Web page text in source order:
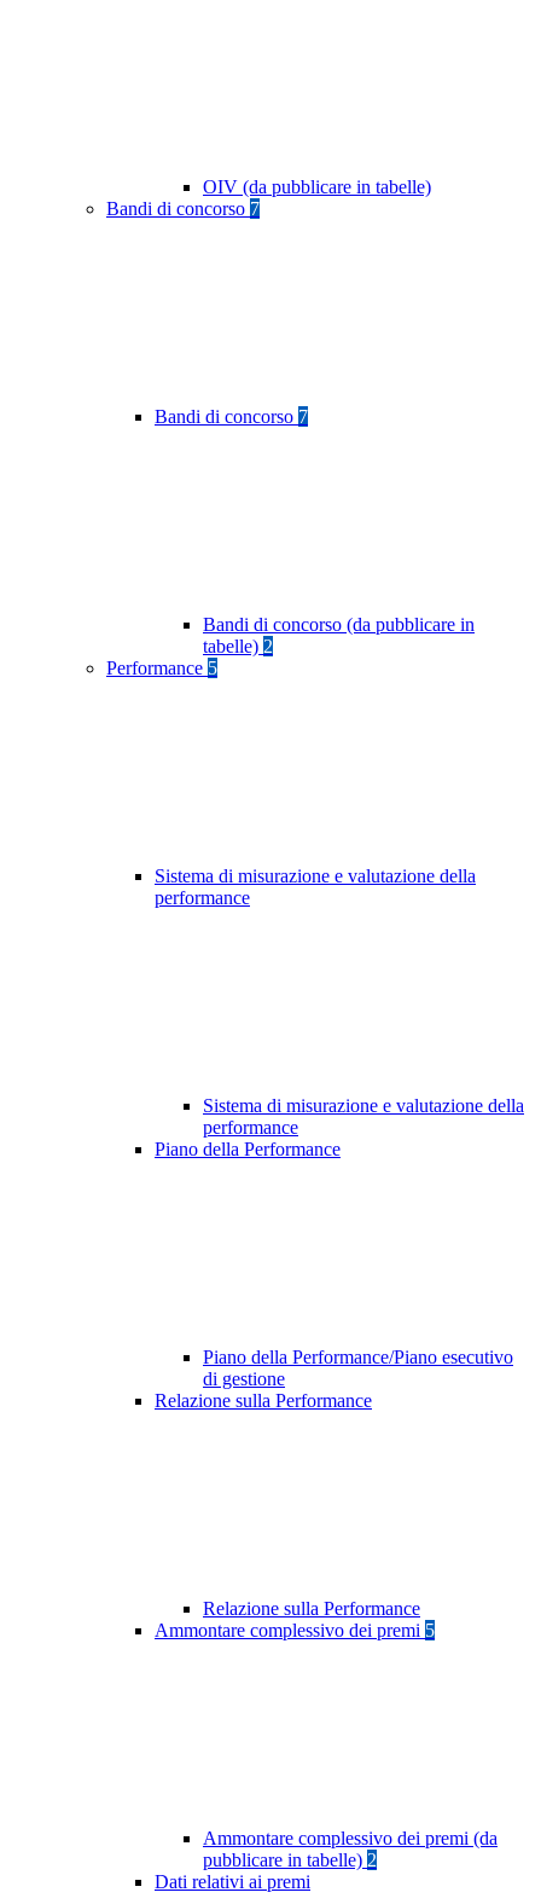
OIV (da pubblicare in tabelle)
Bandi di concorso 7
Bandi di concorso 7
Bandi di concorso (da pubblicare in
tabelle) 2
Performance 5
Sistema di misurazione e valutazione della
performance
Sistema di misurazione e valutazione della
performance
Piano della Performance
Piano della Performance/Piano esecutivo
di gestione
Relazione sulla Performance
Relazione sulla Performance
Ammontare complessivo dei premi 5
Ammontare complessivo dei premi (da
pubblicare in tabelle) 2
Dati relativi ai premi